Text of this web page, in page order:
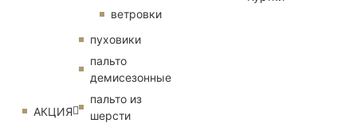
ветровки
АКЦИЯ
пуховики
пальто
демисезонные
пальто из
шерсти